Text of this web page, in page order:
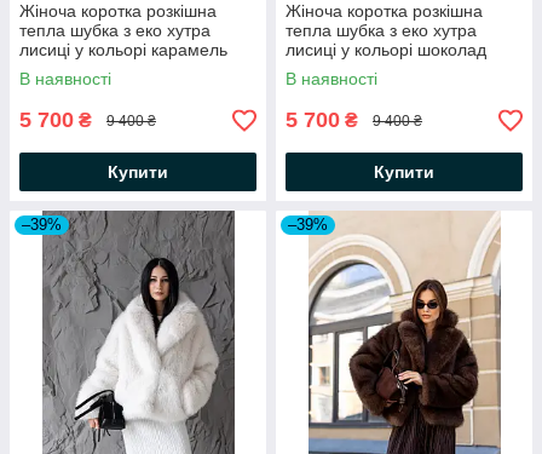
Жіноча коротка розкішна
тепла шубка з еко хутра
лисиці у кольорі карамель
В наявності
5 700 ₴ 9 400 ₴
Купити
Жіноча коротка розкішна
тепла шубка з еко хутра
лисиці у кольорі шоколад
В наявності
5 700 ₴ 9 400 ₴
Купити
–39% –39%